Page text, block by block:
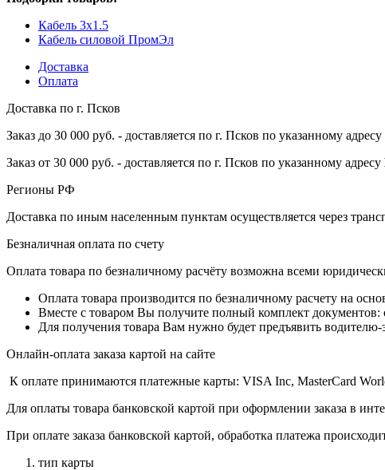
Кабель 3x1.5
Кабель силовой ПромЭл
Доставка
Оплата
Доставка по г. Псков
Заказ до 30 000 руб. - доставляется по г. Псков по указанному
Заказ от 30 000 руб. - доставляется по г. Псков по указанному адресу
Регионы РФ
Доставка по иным населенным пунктам осуществляется через
Безналичная оплата по счету
Оплата товара по безналичному расчёту возможна всеми
Оплата товара производится по безналичному расчету на
Вместе с товаром Вы получите полный комплект документов:
Для получения товара Вам нужно будет предъявить водителю-
Онлайн-оплата заказа картой на сайте
К оплате принимаются платежные карты: VISA Inc, MasterCard
Для оплаты товара банковской картой при оформлении заказа в
При оплате заказа банковской картой, обработка платежа
тип карты